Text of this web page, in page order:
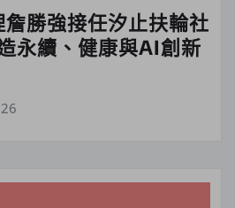
勝強接任汐止扶輪社
永續、健康與AI創新